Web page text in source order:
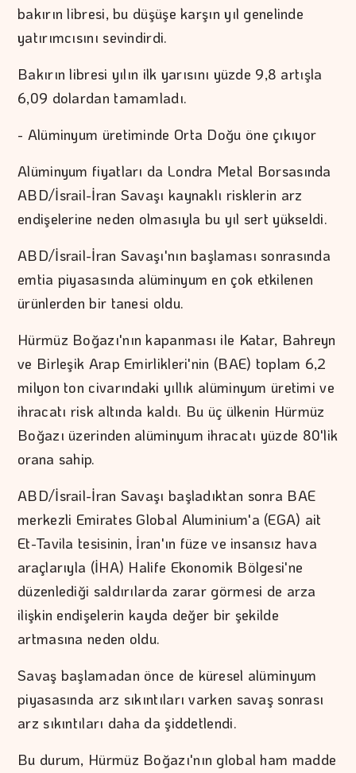
bakırın libresi, bu düşüşe karşın yıl genelinde
yatırımcısını sevindirdi.
Bakırın libresi yılın ilk yarısını yüzde 9,8 artışla
6,09 dolardan tamamladı.
- Alüminyum üretiminde Orta Doğu öne çıkıyor
Alüminyum fiyatları da Londra Metal Borsasında
ABD/İsrail-İran Savaşı kaynaklı risklerin arz
endişelerine neden olmasıyla bu yıl sert yükseldi.
ABD/İsrail-İran Savaşı'nın başlaması sonrasında
emtia piyasasında alüminyum en çok etkilenen
ürünlerden bir tanesi oldu.
Hürmüz Boğazı'nın kapanması ile Katar, Bahreyn
ve Birleşik Arap Emirlikleri'nin (BAE) toplam 6,2
milyon ton civarındaki yıllık alüminyum üretimi ve
ihracatı risk altında kaldı. Bu üç ülkenin Hürmüz
Boğazı üzerinden alüminyum ihracatı yüzde 80'lik
orana sahip.
ABD/İsrail-İran Savaşı başladıktan sonra BAE
merkezli Emirates Global Aluminium'a (EGA) ait
Et-Tavila tesisinin, İran'ın füze ve insansız hava
araçlarıyla (İHA) Halife Ekonomik Bölgesi'ne
düzenlediği saldırılarda zarar görmesi de arza
ilişkin endişelerin kayda değer bir şekilde
artmasına neden oldu.
Savaş başlamadan önce de küresel alüminyum
piyasasında arz sıkıntıları varken savaş sonrası
arz sıkıntıları daha da şiddetlendi.
Bu durum, Hürmüz Boğazı'nın global ham madde